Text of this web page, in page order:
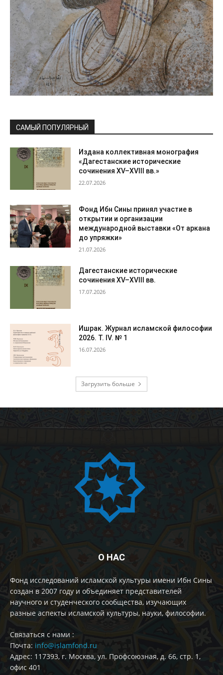
САМЫЙ ПОПУЛЯРНЫЙ
Издана коллективная монография
«Дагестанские исторические
сочинения XV–XVIII вв.»
22.07.2026
Фонд Ибн Сины принял участие в
открытии и организации
международной выставки «От аркана
до упряжки»
21.07.2026
Дагестанские исторические
сочинения XV–XVIII вв.
17.07.2026
Ишрак. Журнал исламской философии
2026. Т. IV. № 1
16.07.2026
Загрузить больше
О НАС
Фонд исследований исламской культуры имени Ибн Сины
создан в 2007 году и объединяет представителей
научного и студенческого сообщества, изучающих
разные аспекты исламской культуры, науки, философии.
Cвязаться с нами :
Почта: info@islamfond.ru
Адрес: 117393, г. Москва, ул. Профсоюзная, д. 66, стр. 1,
офис 401